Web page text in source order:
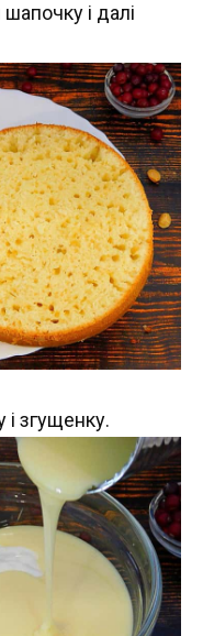
і далі
згущенку.